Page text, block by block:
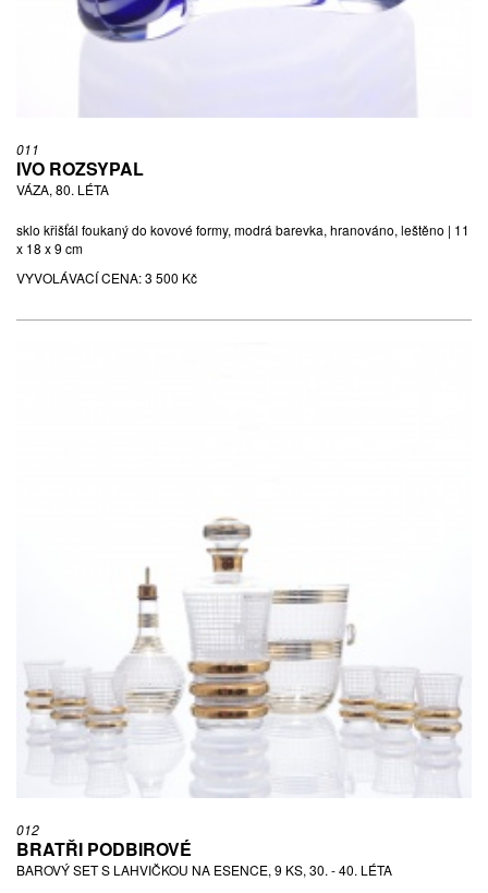
011
IVO ROZSYPAL
VÁZA, 80. LÉTA
sklo křišťál foukaný do kovové formy, modrá barevka, hranováno, leštěno | 11
x 18 x 9 cm
VYVOLÁVACÍ CENA:3 500 Kč
012
BRATŘI PODBIROVÉ
BAROVÝ SET S LAHVIČKOU NA ESENCE, 9 KS, 30. - 40. LÉTA